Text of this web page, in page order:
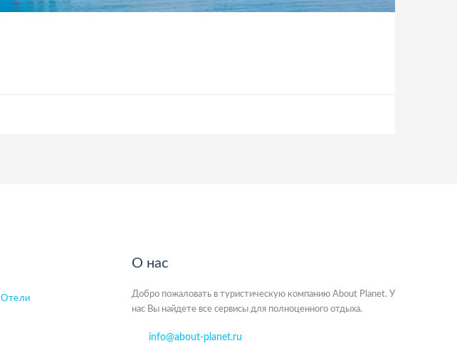
Отели
О нас
Добро пожаловать в туристическую компанию About Planet. У
нас Вы найдете все сервисы для полноценного отдыха.
info@about-planet.ru